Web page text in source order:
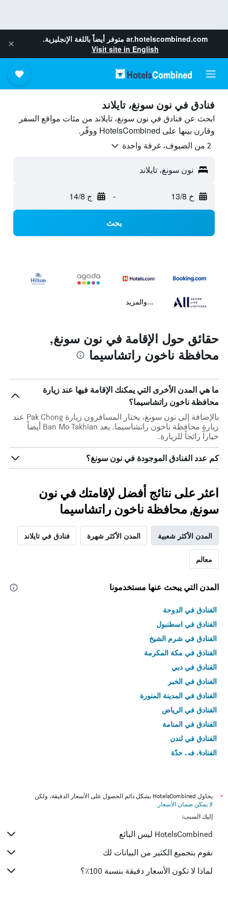
ar.hotelscombined.com متوفر أيضاً باللغة الإنجليزية.
Visit site in English
فنادق في نون سونغ، تايلاند
ابحث عن فنادق في نون سونغ، تايلاند من مئات مواقع السفر
وقارن بينها على HotelsCombined ووفّر.
2 من الضيوف، غرفة واحدة
نون سونغ، تايلاند
خ 13/8 - ج 14/8
بحث
...والمزيد
حقائق حول الإقامة في نون سونغ,
محافظة ناخون راتشاسيما
ما هي المدن الأخرى التي يمكنك الإقامة فيها عند زيارة
محافظة ناخون راتشاسيما؟
بالإضافة إلى نون سونغ، يختار المسافرون زيارة Pak Chong عند
زيارة محافظة ناخون راتشاسيما. يعد Ban Mo Takhian أيضاً
خياراً رائجاً للزيارة.
كم عدد الفنادق الموجودة في نون سونغ؟
اعثر على نتائج أفضل لإقامتك في نون
سونغ, محافظة ناخون راتشاسيما
المدن الأكثر شعبية المدن الأكثر شهرة فنادق في تايلاند
معالم
المدن التي يبحث عنها مستخدمونا
الفنادق في الدوحة
الفنادق في اسطنبول
الفنادق في شرم الشيخ
الفنادق في مكة المكرمة
الفنادق في دبي
الفنادق في الخبر
الفنادق في المدينة المنورة
الفنادق في الرياض
الفنادق في المنامة
الفنادق في لندن
الفنادق في جدّة
*
يحاول HotelsCombined بشكل دائم الحصول على الأسعار الدقيقة، ولكن
لا يمكن ضمان الأسعار .
إليك السبب:
HotelsCombined ليس البائع
نقوم بتجميع الكثير من البيانات لك
لماذا لا تكون الأسعار دقيقة بنسبة 100٪؟